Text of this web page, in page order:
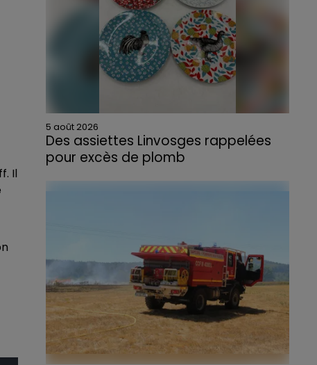
Il
5 août 2026
Des assiettes Linvosges rappelées
pour excès de plomb